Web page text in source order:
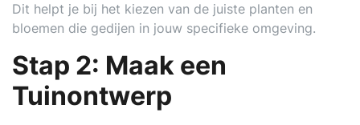
Dit helpt je bij het kiezen van de juiste planten en
bloemen die gedijen in jouw specifieke omgeving.
Stap 2: Maak een
Tuinontwerp